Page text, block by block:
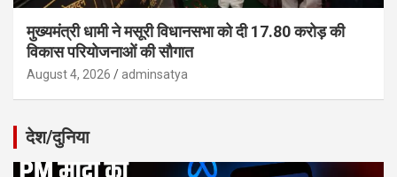
मुख्यमंत्री धामी ने मसूरी विधानसभा को दी 17.80 करोड़ की
विकास परियोजनाओं की सौगात
August 4, 2026 adminsatya
देश/दुनिया